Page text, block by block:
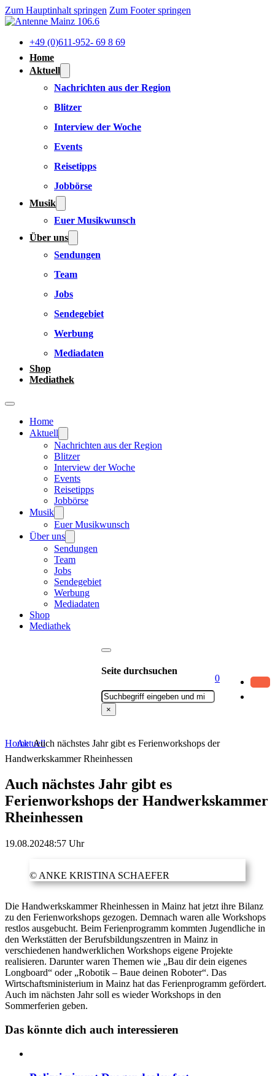
Zum Hauptinhalt springen Zum Footer springen
+49 (0)611-952- 69 8 69
Home
Aktuell
Nachrichten aus der Region
Blitzer
Interview der Woche
Events
Reisetipps
Jobbörse
Musik
Euer Musikwunsch
Über uns
Sendungen
Team
Jobs
Sendegebiet
Werbung
Mediadaten
Shop
Mediathek
Home
Aktuell
Nachrichten aus der Region
Blitzer
Interview der Woche
Events
Reisetipps
Jobbörse
Musik
Euer Musikwunsch
Über uns
Sendungen
Team
Jobs
Sendegebiet
Werbung
Mediadaten
Shop
Mediathek
Seite durchsuchen
Suchen
×
0
HomeAktuellAuch nächstes Jahr gibt es Ferienworkshops der
Handwerkskammer Rheinhessen
Auch nächstes Jahr gibt es
Ferienworkshops der Handwerkskammer
Rheinhessen
19.08.20248:57 Uhr
© ANKE KRISTINA SCHAEFER
Die Handwerkskammer Rheinhessen in Mainz hat jetzt ihre Bilanz
zu den Ferienworkshops gezogen. Demnach waren alle Workshops
restlos ausgebucht. Beim Ferienprogramm kommten Jugendliche in
den Werkstätten der Berufsbildungszentren in Mainz in
verschiedenen handwerklichen Workshops eigene Projekte
realisieren. Darunter waren Themen wie „Bau dir dein eigenes
Longboard“ oder „Robotik – Baue deinen Roboter“. Das
Wirtschaftsministerium in Mainz hat das Ferienprogramm gefördert.
Auch im nächsten Jahr soll es wieder Workshops in den
Sommerferien geben.
Das könnte dich auch interessieren